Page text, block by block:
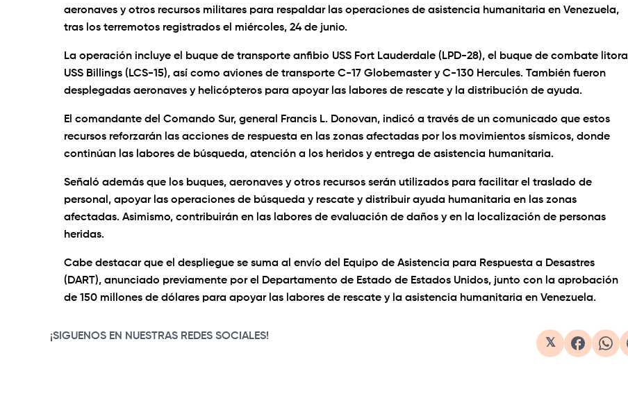
aeronaves y otros recursos militares para respaldar las operaciones de asistencia humanitaria en Venezuela,
tras los terremotos registrados el miércoles, 24 de junio.
La operación incluye el buque de transporte anfibio USS Fort Lauderdale (LPD-28), el buque de combate litoral
USS Billings (LCS-15), así como aviones de transporte C-17 Globemaster y C-130 Hercules. También fueron
desplegadas aeronaves y helicópteros para apoyar las labores de rescate y la distribución de ayuda.
El comandante del Comando Sur, general Francis L. Donovan, indicó a través de un comunicado que estos
recursos reforzarán las acciones de respuesta en las zonas afectadas por los movimientos sísmicos, donde
continúan las labores de búsqueda, atención a los heridos y entrega de asistencia humanitaria.
Señaló además que los buques, aeronaves y otros recursos serán utilizados para facilitar el traslado de
personal, apoyar las operaciones de búsqueda y rescate y distribuir ayuda humanitaria en las zonas
afectadas. Asimismo, contribuirán en las labores de evaluación de daños y en la localización de personas
heridas.
Cabe destacar que el despliegue se suma al envío del Equipo de Asistencia para Respuesta a Desastres
(DART), anunciado previamente por el Departamento de Estado de Estados Unidos, junto con la aprobación
de 150 millones de dólares para apoyar las labores de rescate y la asistencia humanitaria en Venezuela.
¡SIGUENOS EN NUESTRAS REDES SOCIALES!
𝕏